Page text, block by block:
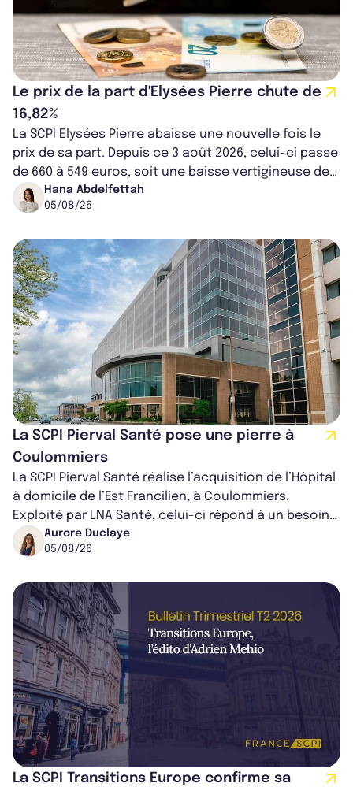
Le prix de la part d'Elysées Pierre chute de
16,82%
La SCPI Elysées Pierre abaisse une nouvelle fois le
prix de sa part. Depuis ce 3 août 2026, celui-ci passe
de 660 à 549 euros, soit une baisse vertigineuse de
16,82%. Cette nouvell...
Hana Abdelfettah
05/08/26
La SCPI Pierval Santé pose une pierre à
Coulommiers
La SCPI Pierval Santé réalise l’acquisition de l’Hôpital
à domicile de l’Est Francilien, à Coulommiers.
Exploité par LNA Santé, celui-ci répond à un besoin
médical croissant, qui s...
Aurore Duclaye
05/08/26
La SCPI Transitions Europe confirme sa